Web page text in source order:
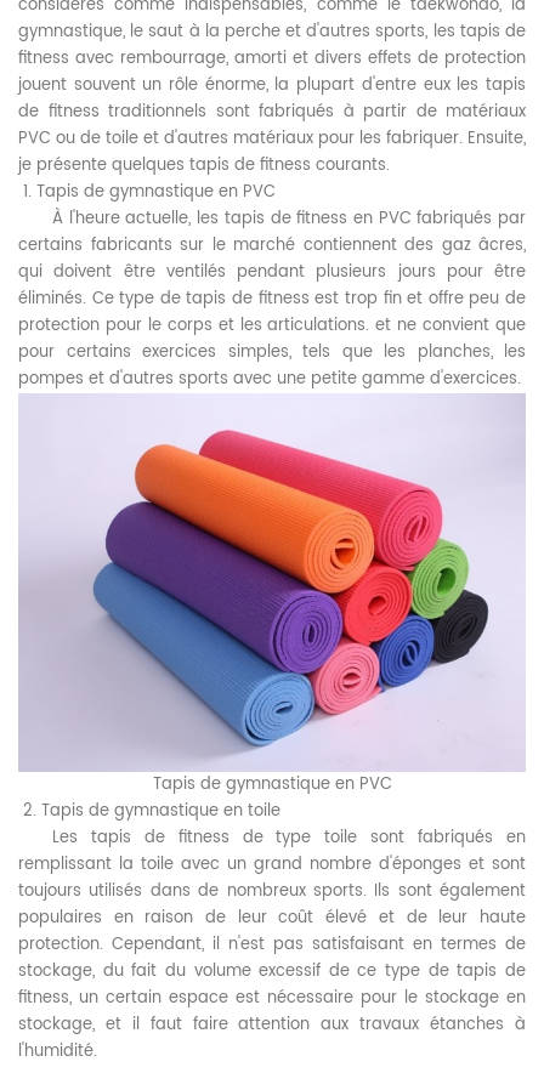
considérés comme indispensables, comme le taekwondo, la
gymnastique, le saut à la perche et d'autres sports, les tapis de
fitness avec rembourrage, amorti et divers effets de protection
jouent souvent un rôle énorme, la plupart d'entre eux les tapis
de fitness traditionnels sont fabriqués à partir de matériaux
PVC ou de toile et d'autres matériaux pour les fabriquer. Ensuite,
je présente quelques tapis de fitness courants.
1. Tapis de gymnastique en PVC
À l'heure actuelle, les tapis de fitness en PVC fabriqués par
certains fabricants sur le marché contiennent des gaz âcres,
qui doivent être ventilés pendant plusieurs jours pour être
éliminés. Ce type de tapis de fitness est trop fin et offre peu de
protection pour le corps et les articulations. et ne convient que
pour certains exercices simples, tels que les planches, les
pompes et d'autres sports avec une petite gamme d'exercices.
Tapis de gymnastique en PVC
2. Tapis de gymnastique en toile
Les tapis de fitness de type toile sont fabriqués en
remplissant la toile avec un grand nombre d'éponges et sont
toujours utilisés dans de nombreux sports. Ils sont également
populaires en raison de leur coût élevé et de leur haute
protection. Cependant, il n'est pas satisfaisant en termes de
stockage, du fait du volume excessif de ce type de tapis de
fitness, un certain espace est nécessaire pour le stockage en
stockage, et il faut faire attention aux travaux étanches à
l'humidité.